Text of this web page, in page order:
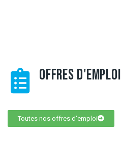
OFFRES D'EMPLOI
Toutes nos offres d'emploi